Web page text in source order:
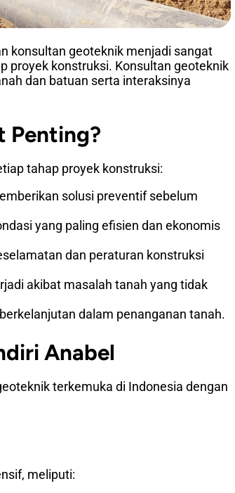
konsultan geoteknik menjadi sangat
proyek konstruksi. Konsultan geoteknik
dan batuan serta interaksinya
Penting?
tahap proyek konstruksi:
solusi preventif sebelum
yang paling efisien dan ekonomis
dan peraturan konstruksi
akibat masalah tanah yang tidak
dalam penanganan tanah.
Anabel
terkemuka di Indonesia dengan
meliputi: